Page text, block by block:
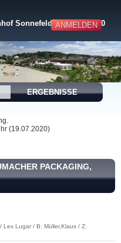
ANMELDEN
Sonnefeld 18.-19.07.2020
ERGEBNISSE
(19.07.2020)
PACKAGING,
Lugar / B: Müller,Klaus / Z: